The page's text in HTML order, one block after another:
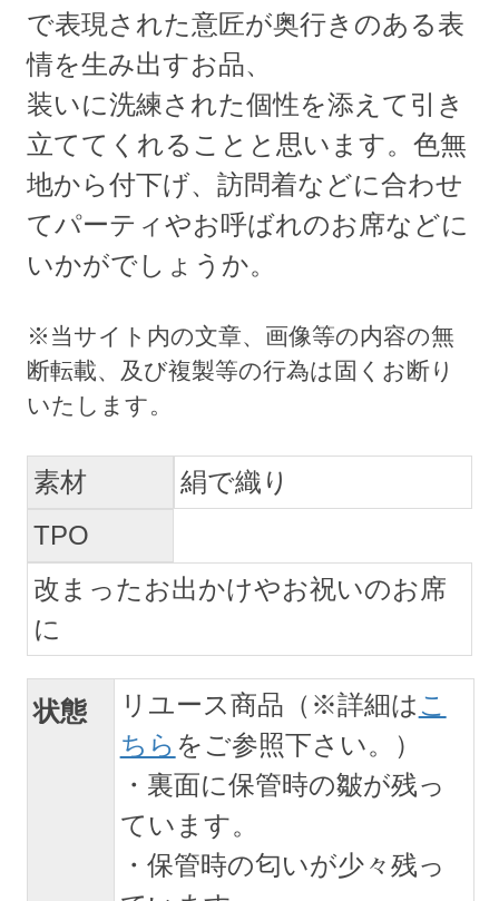
で表現された意匠が奥行きのある表
情を生み出すお品、
装いに洗練された個性を添えて引き
立ててくれることと思います。色無
地から付下げ、訪問着などに合わせ
てパーティやお呼ばれのお席などに
いかがでしょうか。
素材
絹で織り
TPO
改まったお出かけやお祝いのお席
に
状態 リユース商品（※詳細は こ
ちら をご参照下さい。）
・裏面に保管時の皺が残っ
ています。
・保管時の匂いが少々残っ